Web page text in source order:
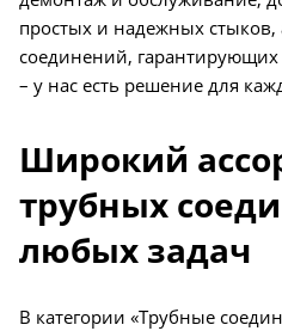
простых и надежных стыков,
соединений,
– у нас есть решение для
Широкий
трубных
любых задач
В категории «Трубные